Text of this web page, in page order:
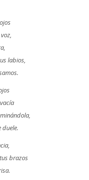
labios,
duele.
brazos